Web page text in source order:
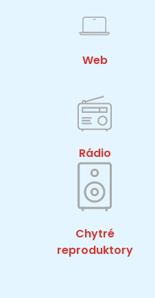
Web
Rádio
Chytré
reproduktory